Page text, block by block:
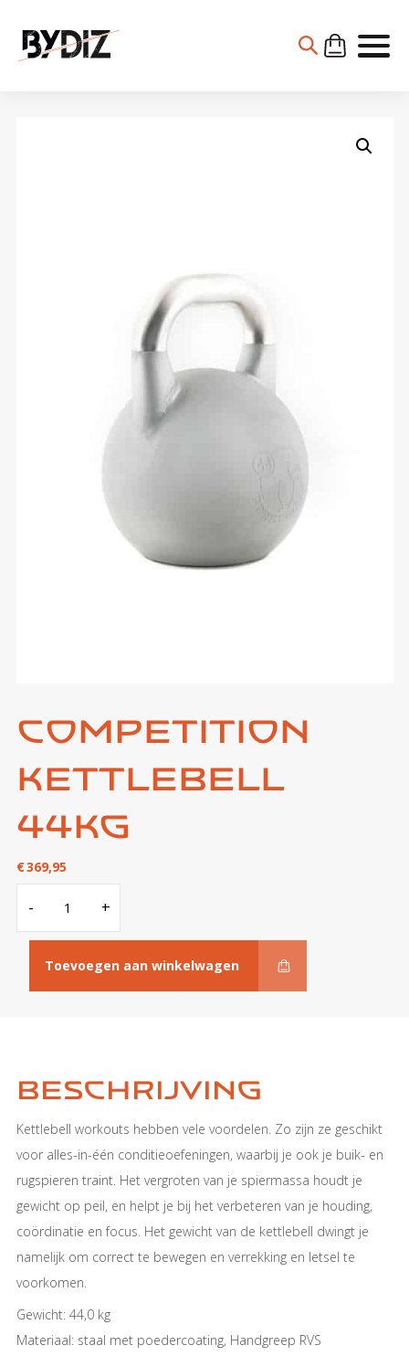
Competition
Kettlebell
44KG
€369,95
- Kettlebell
aantal
+
Toevoegen aan winkelwagen
Beschrijving
Kettlebell workouts hebben vele voordelen. Zo zijn ze geschikt
voor alles-in-één conditieoefeningen, waarbij je ook je buik- en
rugspieren traint. Het vergroten van je spiermassa houdt je
gewicht op peil, en helpt je bij het verbeteren van je houding,
coördinatie en focus. Het gewicht van de kettlebell dwingt je
namelijk om correct te bewegen en verrekking en letsel te
voorkomen.
Gewicht: 44,0 kg
Materiaal: staal met poedercoating, Handgreep RVS